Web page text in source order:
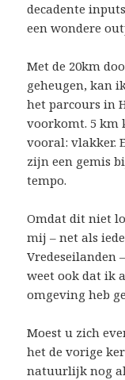
decadente
een wondere
Met de 20km
geheugen, kan
het parcours in
voorkomt. 5 km
vooral: vlakker.
zijn een gemis
tempo.
Omdat dit niet
mij – net als
Vredeseilanden
weet ook dat ik
omgeving heb
Moest u zich
het de vorige
natuurlijk nog